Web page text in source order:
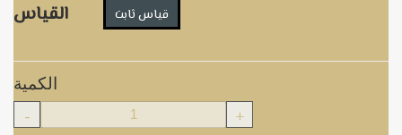
القياس
قياس ثابت
الكمية
- +